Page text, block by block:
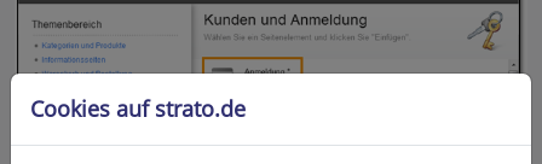
Cookies auf strato.de